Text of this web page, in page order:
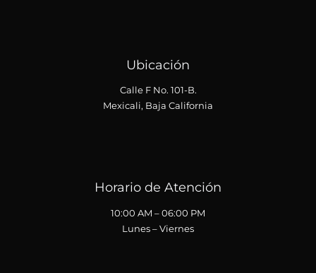
Ubicación
Calle F No. 101-B.
Mexicali, Baja California
Horario de Atención
10:00 AM – 06:00 PM
Lunes – Viernes